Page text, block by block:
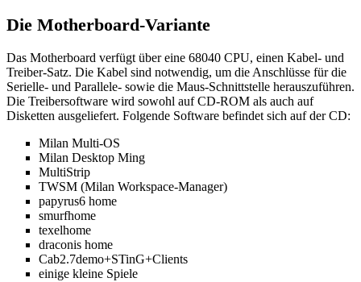
Die Motherboard-Variante
Das Motherboard verfügt über eine 68040 CPU, einen Kabel- und
Treiber-Satz. Die Kabel sind notwendig, um die Anschlüsse für die
Serielle- und Parallele- sowie die Maus-Schnittstelle herauszuführen.
Die Treibersoftware wird sowohl auf CD-ROM als auch auf
Disketten ausgeliefert. Folgende Software befindet sich auf der CD:
Milan Multi-OS
Milan Desktop Ming
MultiStrip
TWSM (Milan Workspace-Manager)
papyrus6 home
smurfhome
texelhome
draconis home
Cab2.7demo+STinG+Clients
einige kleine Spiele